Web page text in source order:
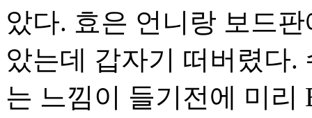
았다. 효은 언니랑 보드
았는데 갑자기 떠버렸다.
는 느낌이 들기전에 미리